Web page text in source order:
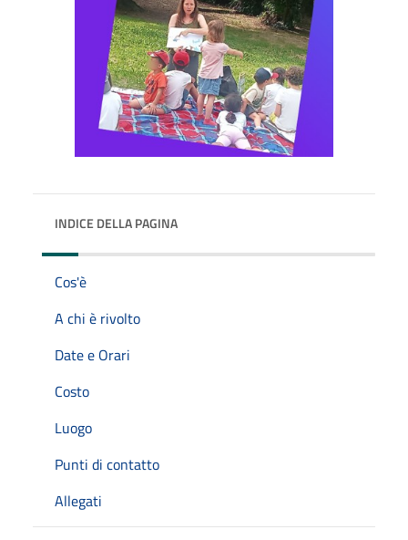
INDICE DELLA PAGINA
Cos'è
A chi è rivolto
Date e Orari
Costo
Luogo
Punti di contatto
Allegati